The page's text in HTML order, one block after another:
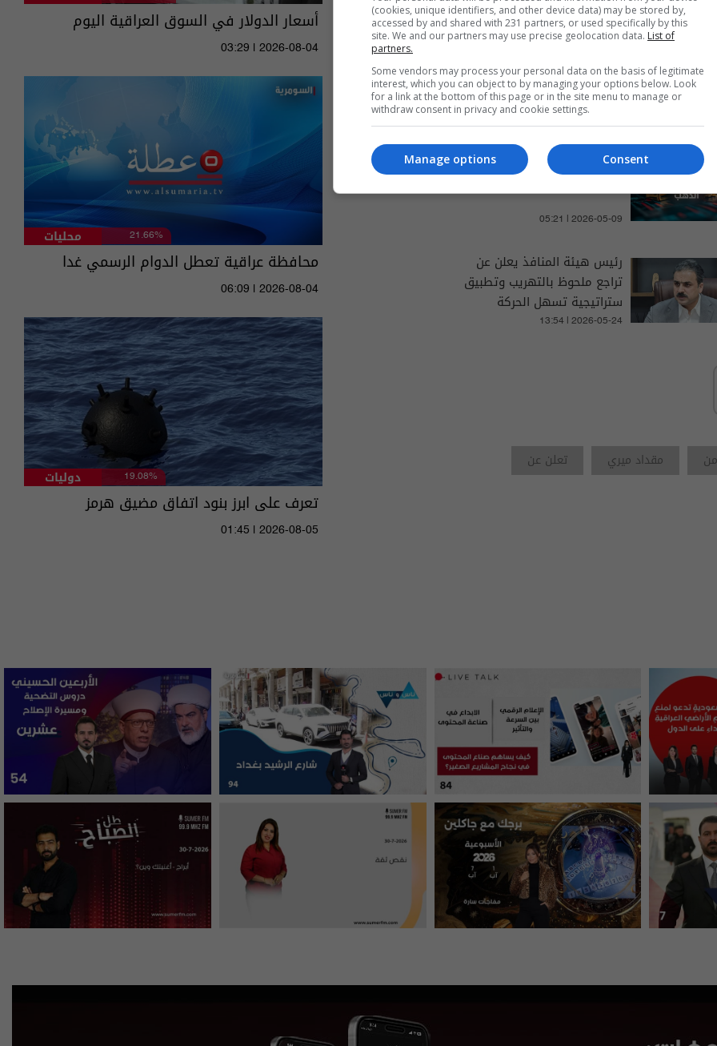
الأخبار والتغطيات الخاصة
انخفاض ملحوظ في أسعار
الذهب ببغداد
05:21 | 2026-05-09
رئيس هيئة المنافذ يعلن عن
تراجع ملحوظ بالتهريب وتطبيق
ستراتيجية تسهل الحركة
التجارية
13:54 | 2026-05-24
مقداد ميري
تعلن عن
أسعار الدولار في السوق العراقية اليوم
03:29 | 2026-08-04
محليات 21.66%
محافظة عراقية تعطل الدوام الرسمي غدا
06:09 | 2026-08-04
دوليات 19.08%
تعرف على ابرز بنود اتفاق مضيق هرمز
01:45 | 2026-08-05
(cookies, unique identifiers, and other device data) may be stored by,
accessed by and shared with 231 partners, or used specifically by this
site. We and our partners may use precise geolocation data. List of
partners.
Some vendors may process your personal data on the basis of legitimate
interest, which you can object to by managing your options below. Look
for a link at the bottom of this page or in the site menu to manage or
withdraw consent in privacy and cookie settings.
Consent
Manage options